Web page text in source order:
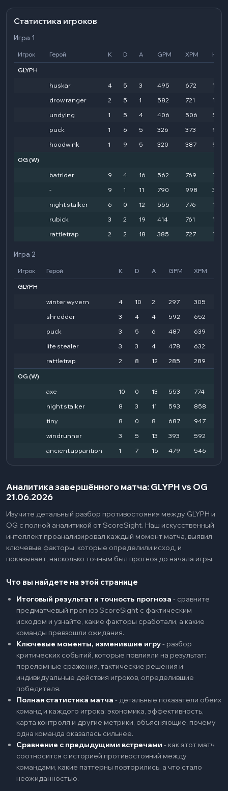
Статистика игроков
Игра 1
Игрок Герой K D A GPM XPM HD
GLYPH
huskar
4 5 3 495 672
drow ranger
2 5 1 582 721
11221
undying
1 5 4 406 506
5774
puck
1 6 5 326 373
9714
hoodwink
1 9 5 320 387
9439
OG (W)
batrider
9 4 16 562 769
-
9 1 11 790 998
night stalker
6 0 12 555 776
11787
rubick
3 2 19 414 761
rattletrap
2 2 18 385 727
Игра 2
Игрок Герой K D A GPM XPM
GLYPH
winter wyvern
4 10 2 297 305
shredder
3 4 4 592 652
puck
3 5 6 487 639
life stealer
3 3 4 478 632
rattletrap
2 8 12 285 289
OG (W)
axe
10 0 13 553 774
night stalker
8 3 11 593 858
tiny
8 0 8 687 947
windrunner
3 5 13 393 592
ancient apparition
1 7 15 479 546
Аналитика завершённого матча: GLYPH vs OG
21.06.2026
Изучите детальный разбор противостояния между GLYPH и
OG с полной аналитикой от ScoreSight. Наш искусственный
интеллект проанализировал каждый момент матча, выявил
ключевые факторы, которые определили исход, и
показывает, насколько точным был прогноз до начала игры.
Что вы найдете на этой странице
Итоговый результат и точность прогноза - сравните
предматчевый прогноз ScoreSight с фактическим
исходом и узнайте, какие факторы сработали, а какие
команды превзошли ожидания.
Ключевые моменты, изменившие игру- разбор
критических событий, которые повлияли на результат:
переломные сражения, тактические решения и
индивидуальные действия игроков, определившие
победителя.
Полная статистика матча - детальные показатели обеих
команд и каждого игрока: экономика, эффективность,
карта контроля и другие метрики, объясняющие, почему
одна команда оказалась сильнее.
Сравнение с предыдущими встречами - как этот матч
соотносится с историей противостояний между
командами, какие паттерны повторились, а что стало
неожиданностью.